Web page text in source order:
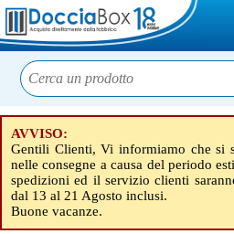
AVVISO:
Gentili Clienti, Vi informiamo che si
nelle consegne a causa del periodo
spedizioni ed il servizio clienti
dal 13 al 21 Agosto inclusi.
Buone vacanze.